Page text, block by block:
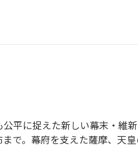
平に捉えた新しい幕末・維
で。幕府を支えた薩摩、天
を史実をもとに鮮明に描く。